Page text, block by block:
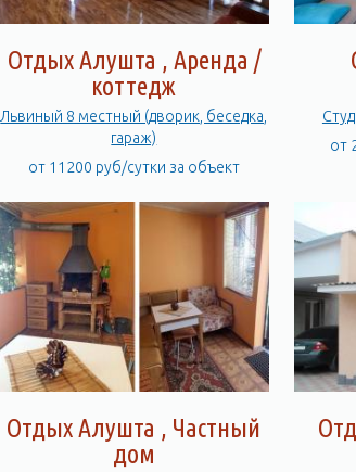
Отдых Алушта , Аренда /
коттедж
Львиный 8 местный (дворик, беседка,
гараж)
от 11200 руб/сутки за объект
от
Отдых Алушта , Частный
дом